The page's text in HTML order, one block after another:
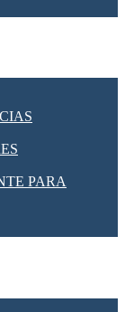
PARA